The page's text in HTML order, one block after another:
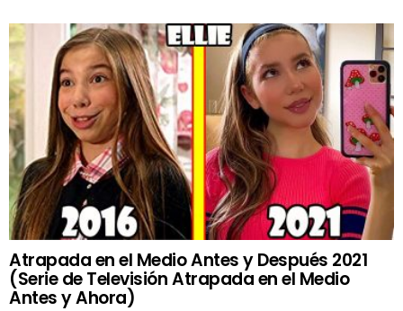
Atrapada en el Medio Antes y Después 2021
(Serie de Televisión Atrapada en el Medio
Antes y Ahora)